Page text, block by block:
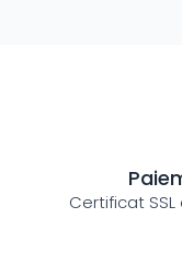
Certificat